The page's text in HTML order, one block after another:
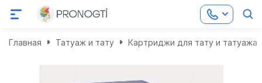
Главная Татуаж и тату Картриджи для тату и татуажа